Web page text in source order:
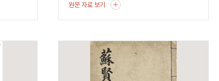
원문 자료 보기